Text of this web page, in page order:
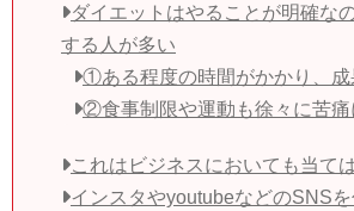
ダイエットはやることが明確な
する人が多い
①ある程度の時間がかかり、成
②食事制限や運動も徐々に苦痛
これはビジネスにおいても当ては
インスタやyoutubeなどのSNS